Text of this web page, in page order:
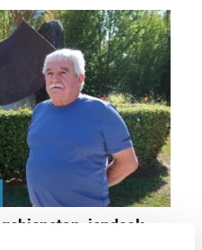
gehienetan, jendeak